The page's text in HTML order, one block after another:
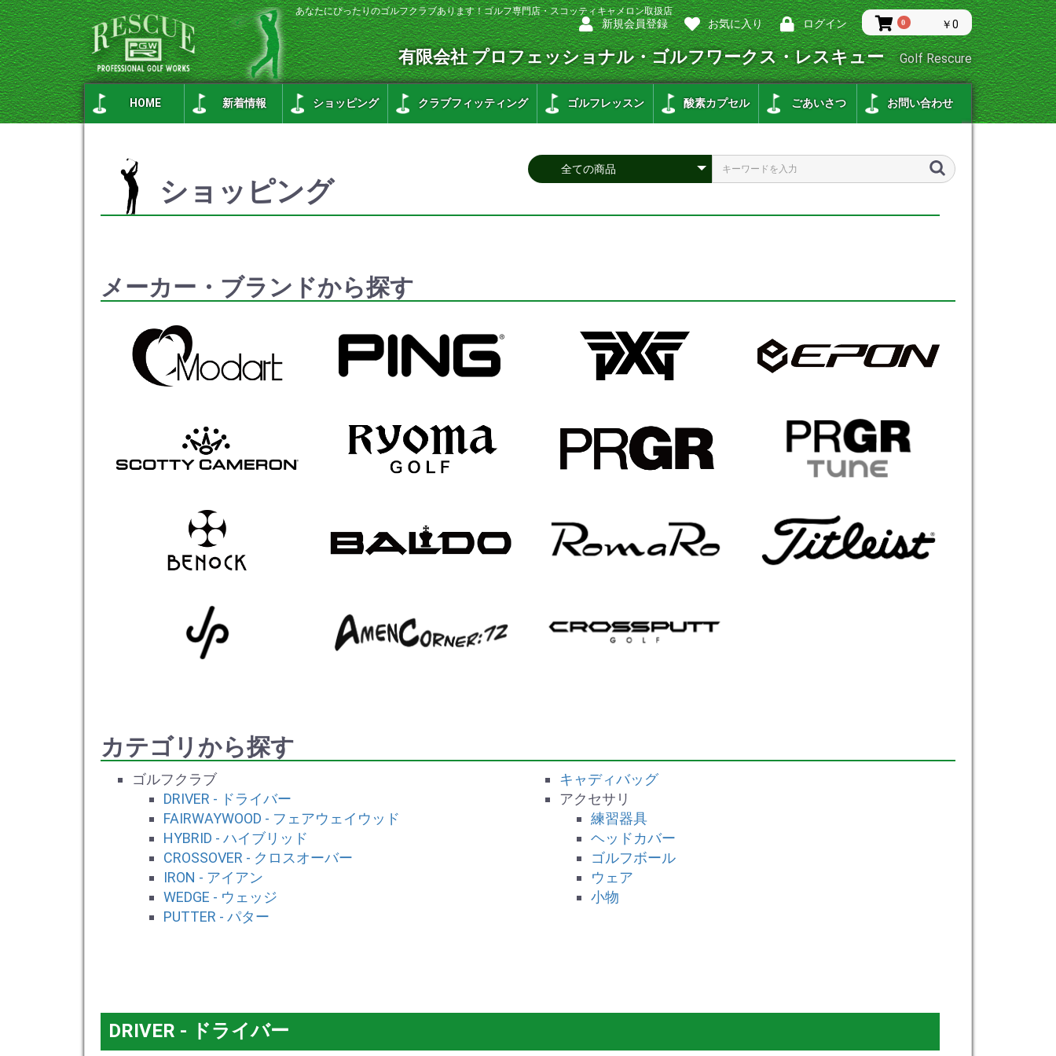
あなたにぴったりのゴルフクラブあります！ゴルフ専門店・スコッティキャメロン取扱店
新規会員登録 お気に入り ログイン 0 ￥0
有限会社 プロフェッショナル・ゴルフワークス・レスキュー Golf Rescure
HOME 新着情報 ショッピング クラブフィッティング ゴルフレッスン 酸素カプセル ごあいさつ お問い合わせ
ショッピング
メーカー・ブランドから探す
カテゴリから探す
ゴルフクラブ
DRIVER - ドライバー
FAIRWAYWOOD - フェアウェイウッド
HYBRID - ハイブリッド
CROSSOVER - クロスオーバー
IRON - アイアン
WEDGE - ウェッジ
PUTTER - パター
キャディバッグ
アクセサリ
練習器具
ヘッドカバー
ゴルフボール
ウェア
小物
DRIVER - ドライバー